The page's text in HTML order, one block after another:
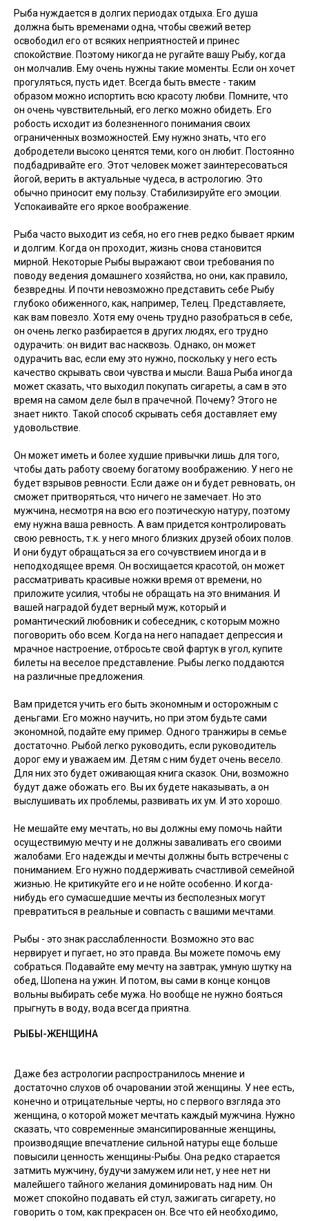
Рыба нуждается в долгих периодах отдыха. Его душа
должна быть временами одна, чтобы свежий ветер
освободил его от всяких неприятностей и принес
спокойствие. Поэтому никогда не ругайте вашу Рыбу, когда
он молчалив. Ему очень нужны такие моменты. Если он хочет
прогуляться, пусть идет. Всегда быть вместе - таким
образом можно испортить всю красоту любви. Помните, что
он очень чувствительный, его легко можно обидеть. Его
робость исходит из болезненного понимания своих
ограниченных возможностей. Ему нужно знать, что его
добродетели высоко ценятся теми, кого он любит. Постоянно
подбадривайте его. Этот человек может заинтересоваться
йогой, верить в актуальные чудеса, в астрологию. Это
обычно приносит ему пользу. Стабилизируйте его эмоции.
Успокаивайте его яркое воображение.
Рыба часто выходит из себя, но его гнев редко бывает ярким
и долгим. Когда он проходит, жизнь снова становится
мирной. Некоторые Рыбы выражают свои требования по
поводу ведения домашнего хозяйства, но они, как правило,
безвредны. И почти невозможно представить себе Рыбу
глубоко обиженного, как, например, Телец. Представляете,
как вам повезло. Хотя ему очень трудно разобраться в себе,
он очень легко разбирается в других людях, его трудно
одурачить: он видит вас насквозь. Однако, он может
одурачить вас, если ему это нужно, поскольку у него есть
качество скрывать свои чувства и мысли. Ваша Рыба иногда
может сказать, что выходил покупать сигареты, а сам в это
время на самом деле был в прачечной. Почему? Этого не
знает никто. Такой способ скрывать себя доставляет ему
удовольствие.
Он может иметь и более худшие привычки лишь для того,
чтобы дать работу своему богатому воображению. У него не
будет взрывов ревности. Если даже он и будет ревновать, он
сможет притворяться, что ничего не замечает. Но это
мужчина, несмотря на всю его поэтическую натуру, поэтому
ему нужна ваша ревность. А вам придется контролировать
свою ревность, т.к. у него много близких друзей обоих полов.
И они будут обращаться за его сочувствием иногда и в
неподходящее время. Он восхищается красотой, он может
рассматривать красивые ножки время от времени, но
приложите усилия, чтобы не обращать на это внимания. И
вашей наградой будет верный муж, который и
романтический любовник и собеседник, с которым можно
поговорить обо всем. Когда на него нападает депрессия и
мрачное настроение, отбросьте свой фартук в угол, купите
билеты на веселое представление. Рыбы легко поддаются
на различные предложения.
Вам придется учить его быть экономным и осторожным с
деньгами. Его можно научить, но при этом будьте сами
экономной, подайте ему пример. Одного транжиры в семье
достаточно. Рыбой легко руководить, если руководитель
дорог ему и уважаем им. Детям с ним будет очень весело.
Для них это будет оживающая книга сказок. Они, возможно
будут даже обожать его. Вы их будете наказывать, а он
выслушивать их проблемы, развивать их ум. И это хорошо.
Не мешайте ему мечтать, но вы должны ему помочь найти
осуществимую мечту и не должны заваливать его своими
жалобами. Его надежды и мечты должны быть встречены с
пониманием. Его нужно поддерживать счастливой семейной
жизнью. Не критикуйте его и не нойте особенно. И когда-
нибудь его сумасшедшие мечты из бесполезных могут
превратиться в реальные и совпасть с вашими мечтами.
Рыбы - это знак расслабленности. Возможно это вас
нервирует и пугает, но это правда. Вы можете помочь ему
собраться. Подавайте ему мечту на завтрак, умную шутку на
обед, Шопена на ужин. И потом, вы сами в конце концов
вольны выбирать себе мужа. Но вообще не нужно бояться
прыгнуть в воду, вода всегда приятна.
РЫБЫ-ЖЕНЩИНА
Даже без астрологии распространилось мнение и
достаточно слухов об очаровании этой женщины. У нее есть,
конечно и отрицательные черты, но с первого взгляда это
женщина, о которой может мечтать каждый мужчина. Нужно
сказать, что современные эмансипированные женщины,
производящие впечатление сильной натуры еще больше
повысили ценность женщины-Рыбы. Она редко старается
затмить мужчину, будучи замужем или нет, у нее нет ни
малейшего тайного желания доминировать над ним. Он
может спокойно подавать ей стул, зажигать сигарету, но
говорить о том, как прекрасен он. Все что ей необходимо,